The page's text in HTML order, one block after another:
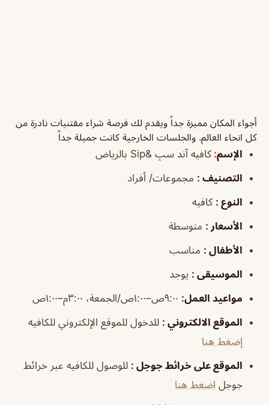
أجواء المكان مميزة جداً ويقدم لك فرصة شراء مقتنيات نادرة من
كل انحاء العالم. والجلسات الخارجية كانت جميلة جداً
الإسم: كافيه آند سپ &Sip بالرياض
التصنيف : مجموعات/ أفراد
النوع : كافيه
الأسعار : متوسطة
الأطفال : مناسب
الموسيقى : يوجد
مواعيد العمل:
الموقع الالكتروني : للدخول للموقع الإلكتروني للكافيه
إضغط هنا
الموقع على خرائط جوجل : للوصول للكافيه عبر خرائط
جوجل اضغط هنا